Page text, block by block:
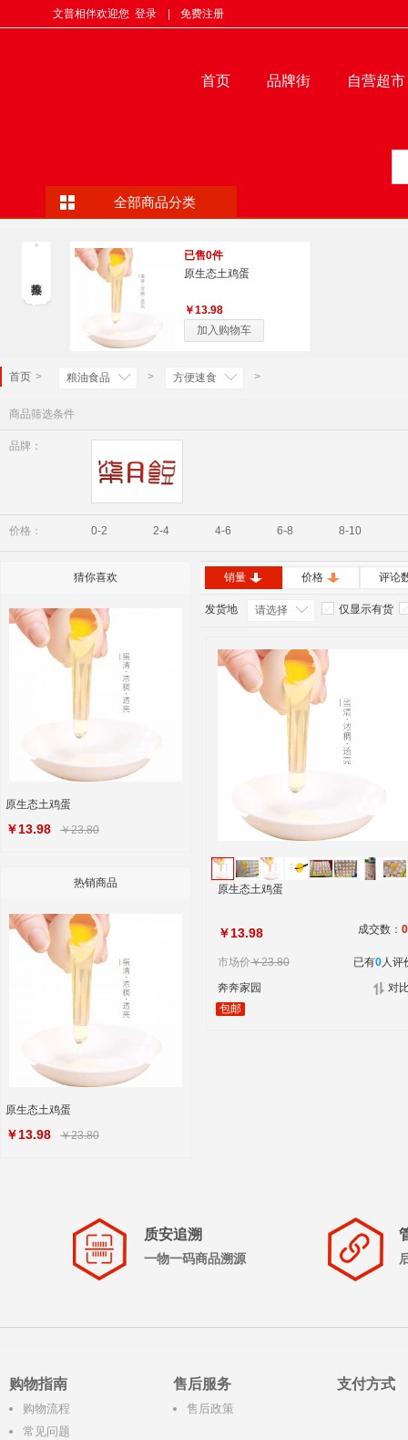
文普相伴欢迎您 登录 免费注册
首页 品牌街 自营超市
全部商品分类
已售0件
原生态土鸡蛋
￥13.98
加入购物车
首页 > 粮油食品 > 方便速食 >
商品筛选条件
品牌：
价格： 0-2 2-4 4-6 6-8 8-10
猜你喜欢
原生态土鸡蛋
￥13.98 ￥23.80
热销商品
原生态土鸡蛋
￥13.98 ￥23.80
销量 价格 评论
发货地 请选择 仅显示有货
原生态土鸡蛋
￥13.98 成交数： 0
市场价￥23.80 已有0人评
奔奔家园
对
包邮
质安追溯
一物一码商品溯源
购物指南
购物流程
常见问题
售后服务
售后政策
支付方式